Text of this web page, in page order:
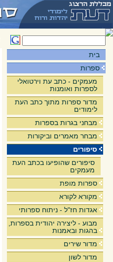
בית
ספרות
מעמקים - כתב עת וירטואלי
לספרות ואומנות
מדור ספרות מתוך כתב העת
לימודים
מבחני בגרות בספרות
מבחר מאמרים וביקורות
סיפורים
סיפורים שהופיעו בכתב העת
מעמקים
ספרות מופת
מקורא לקורא
אגדות חז"ל - ניתוח ספרותי
מבוע - ליצירה יהודית בספרות,
בהגות ובאמנות
מדור שירים
מדור לשון